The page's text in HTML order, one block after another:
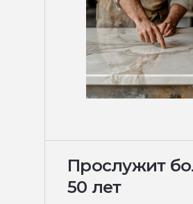
Прослужит
50 лет